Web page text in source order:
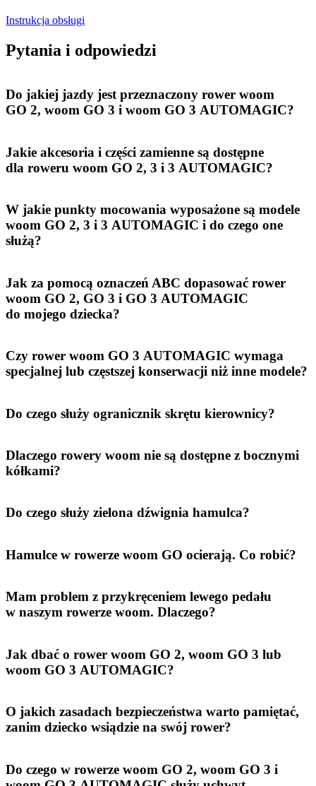
Instrukcja obsługi
Pytania i odpowiedzi
Do jakiej jazdy jest przeznaczony rower woom
GO 2, woom GO 3 i woom GO 3 AUTOMAGIC?
Jakie akcesoria i części zamienne są dostępne
dla roweru woom GO 2, 3 i 3 AUTOMAGIC?
W jakie punkty mocowania wyposażone są modele
woom GO 2, 3 i 3 AUTOMAGIC i do czego one
służą?
Jak za pomocą oznaczeń ABC dopasować rower
woom GO 2, GO 3 i GO 3 AUTOMAGIC
do mojego dziecka?
Czy rower woom GO 3 AUTOMAGIC wymaga
specjalnej lub częstszej konserwacji niż inne modele?
Do czego służy ogranicznik skrętu kierownicy?
Dlaczego rowery woom nie są dostępne z bocznymi
kółkami?
Do czego służy zielona dźwignia hamulca?
Hamulce w rowerze woom GO ocierają. Co robić?
Mam problem z przykręceniem lewego pedału
w naszym rowerze woom. Dlaczego?
Jak dbać o rower woom GO 2, woom GO 3 lub
woom GO 3 AUTOMAGIC?
O jakich zasadach bezpieczeństwa warto pamiętać,
zanim dziecko wsiądzie na swój rower?
Do czego w rowerze woom GO 2, woom GO 3 i